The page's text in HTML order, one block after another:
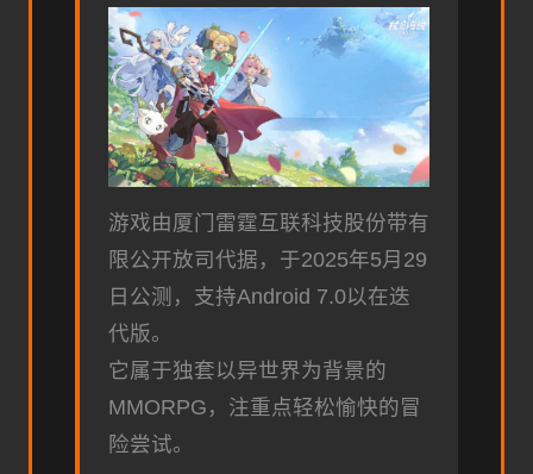
游戏由厦门雷霆互联科技股份带有
限公开放司代据，于2025年5月29
日公测，支持Android 7.0以在迭
代版。
它属于独套以异世界为背景的
MMORPG，注重点轻松愉快的冒
险尝试。